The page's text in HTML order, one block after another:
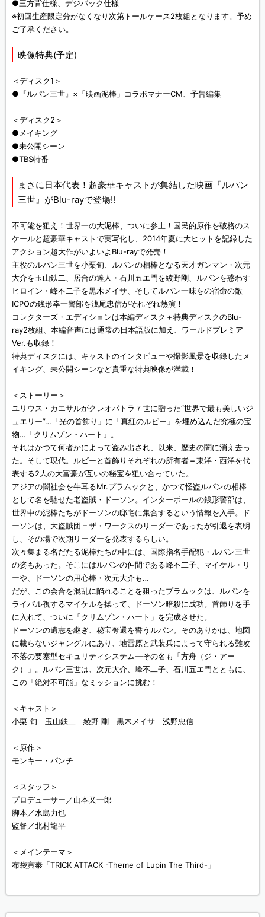
●三方背仕様、デジパック仕様
※初回生産限定分がなくなり次第トールケース2枚組となります。予め
ご了承ください。
映像特典(予定)
＜ディスク1＞
●『ルパン三世』×「映画泥棒」コラボマナーCM、予告編集
＜ディスク2＞
●メイキング
●未公開シーン
●TBS特番
まさに日本代表！超豪華キャストが集結した映画『ルパン
三世』がBlu-rayで登場!!
不可能を狙え！世界一の大泥棒、ついに参上！国民的原作を破格のス
ケールと超豪華キャストで実写化し、2014年夏に大ヒットを記録した
アクション超大作がいよいよBlu-rayで発売！
主役のルパン三世を小栗旬、ルパンの相棒となる天才ガンマン・次元
大介を玉山鉄二、居合の達人・石川五エ門を綾野剛、ルパンを惑わす
ヒロイン・峰不二子を黒木メイサ、そしてルパン一味をの宿命の敵
ICPOの銭形幸一警部を浅尾忠信がそれぞれ熱演！
コレクターズ・エディションは本編ディスク＋特典ディスクのBlu-
ray2枚組、本編音声には通常の日本語版に加え、ワールドプレミア
Ver.も収録！
特典ディスクには、キャストのインタビューや撮影風景を収録したメ
イキング、未公開シーンなど貴重な特典映像が満載！
＜ストーリー＞
ユリウス・カエサルがクレオパトラ７世に贈った“世界で最も美しいジ
ュエリー”…「光の首飾り」に「真紅のルビー」を埋め込んだ究極の宝
物…「クリムゾン・ハート」。
それはかつて何者かによって盗み出され、以来、歴史の闇に消え去っ
た。そして現代。ルビーと首飾りそれぞれの所有者＝東洋・西洋を代
表する2人の大富豪が互いの秘宝を狙い合っていた。
アジアの闇社会を牛耳るMr.プラムックと、かつて怪盗ルパンの相棒
として名を馳せた老盗賊・ドーソン。インターポールの銭形警部は、
世界中の泥棒たちがドーソンの邸宅に集合するという情報を入手。ド
ーソンは、大盗賊団＝ザ・ワークスのリーダーであったが引退を表明
し、その場で次期リーダーを発表するらしい。
次々集まる名だたる泥棒たちの中には、国際指名手配犯・ルパン三世
の姿もあった。そこにはルパンの仲間である峰不二子、マイケル・リ
ーや、ドーソンの用心棒・次元大介も…
だが、この会合を混乱に陥れることを狙ったプラムックは、ルパンを
ライバル視するマイケルを操って、ドーソン暗殺に成功。首飾りを手
に入れて、ついに「クリムゾン・ハート」を完成させた。
ドーソンの遺志を継ぎ、秘宝奪還を誓うルパン。そのありかは、地図
に載らないジャングルにあり、地雷原と武装兵によって守られる難攻
不落の要塞型セキュリティシステム—その名も「方舟（ジ・アー
ク）」。ルパン三世は、次元大介、峰不二子、石川五エ門とともに、
この「絶対不可能」なミッションに挑む！
＜キャスト＞
小栗 旬 玉山鉄二 綾野 剛 黒木メイサ 浅野忠信
＜原作＞
モンキー・パンチ
＜スタッフ＞
プロデューサー／山本又一郎
脚本／水島力也
監督／北村龍平
＜メインテーマ＞
布袋寅泰「TRICK ATTACK -Theme of Lupin The Third-」